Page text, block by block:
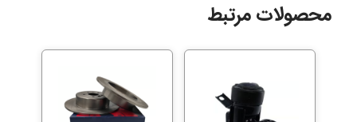
محصولات مرتبط